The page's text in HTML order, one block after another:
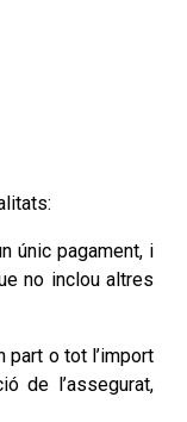
únic pagament, i
no inclou altres
part o tot l’import
de l’assegurat,